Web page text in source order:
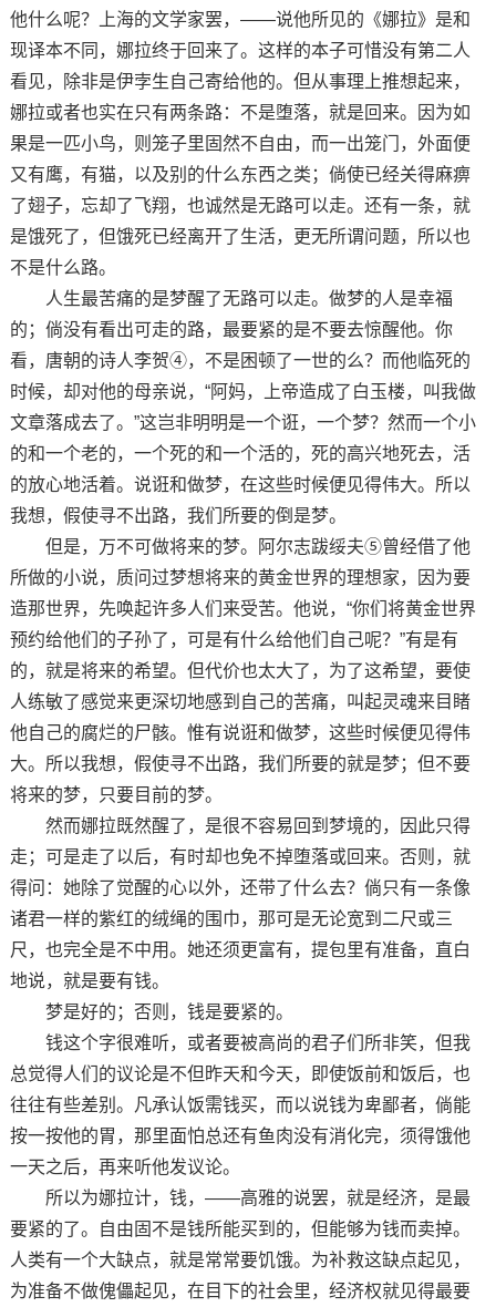
他什么呢？上海的文学家罢，——说他所见的《娜拉》是和
现译本不同，娜拉终于回来了。这样的本子可惜没有第二人
看见，除非是伊孛生自己寄给他的。但从事理上推想起来，
娜拉或者也实在只有两条路：不是堕落，就是回来。因为如
果是一匹小鸟，则笼子里固然不自由，而一出笼门，外面便
又有鹰，有猫，以及别的什么东西之类；倘使已经关得麻痹
了翅子，忘却了飞翔，也诚然是无路可以走。还有一条，就
是饿死了，但饿死已经离开了生活，更无所谓问题，所以也
不是什么路。
人生最苦痛的是梦醒了无路可以走。做梦的人是幸福
的；倘没有看出可走的路，最要紧的是不要去惊醒他。你
看，唐朝的诗人李贺④，不是困顿了一世的么？而他临死的
时候，却对他的母亲说，“阿妈，上帝造成了白玉楼，叫我做
文章落成去了。”这岂非明明是一个诳，一个梦？然而一个小
的和一个老的，一个死的和一个活的，死的高兴地死去，活
的放心地活着。说诳和做梦，在这些时候便见得伟大。所以
我想，假使寻不出路，我们所要的倒是梦。
但是，万不可做将来的梦。阿尔志跋绥夫⑤曾经借了他
所做的小说，质问过梦想将来的黄金世界的理想家，因为要
造那世界，先唤起许多人们来受苦。他说，“你们将黄金世界
预约给他们的子孙了，可是有什么给他们自己呢？”有是有
的，就是将来的希望。但代价也太大了，为了这希望，要使
人练敏了感觉来更深切地感到自己的苦痛，叫起灵魂来目睹
他自己的腐烂的尸骸。惟有说诳和做梦，这些时候便见得伟
大。所以我想，假使寻不出路，我们所要的就是梦；但不要
将来的梦，只要目前的梦。
然而娜拉既然醒了，是很不容易回到梦境的，因此只得
走；可是走了以后，有时却也免不掉堕落或回来。否则，就
得问：她除了觉醒的心以外，还带了什么去？倘只有一条像
诸君一样的紫红的绒绳的围巾，那可是无论宽到二尺或三
尺，也完全是不中用。她还须更富有，提包里有准备，直白
地说，就是要有钱。
梦是好的；否则，钱是要紧的。
钱这个字很难听，或者要被高尚的君子们所非笑，但我
总觉得人们的议论是不但昨天和今天，即使饭前和饭后，也
往往有些差别。凡承认饭需钱买，而以说钱为卑鄙者，倘能
按一按他的胃，那里面怕总还有鱼肉没有消化完，须得饿他
一天之后，再来听他发议论。
所以为娜拉计，钱，——高雅的说罢，就是经济，是最
要紧的了。自由固不是钱所能买到的，但能够为钱而卖掉。
人类有一个大缺点，就是常常要饥饿。为补救这缺点起见，
为准备不做傀儡起见，在目下的社会里，经济权就见得最要